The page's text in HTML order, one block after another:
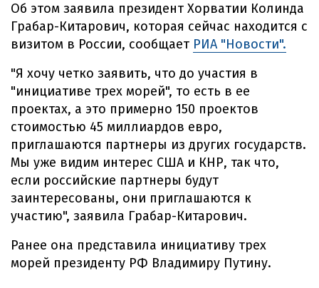
Об этом заявила президент Хорватии Колинда
Грабар-Китарович, которая сейчас находится с
визитом в России, сообщает РИА "Новости".
"Я хочу четко заявить, что до участия в
"инициативе трех морей", то есть в ее
проектах, а это примерно 150 проектов
стоимостью 45 миллиардов евро,
приглашаются партнеры из других государств.
Мы уже видим интерес США и КНР, так что,
если российские партнеры будут
заинтересованы, они приглашаются к
участию", заявила Грабар-Китарович.
Ранее она представила инициативу трех
морей президенту РФ Владимиру Путину.